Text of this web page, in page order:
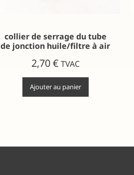
collier de serrage du tube
de jonction huile/filtre à air
2,70€ TVAC
Ajouter au panier